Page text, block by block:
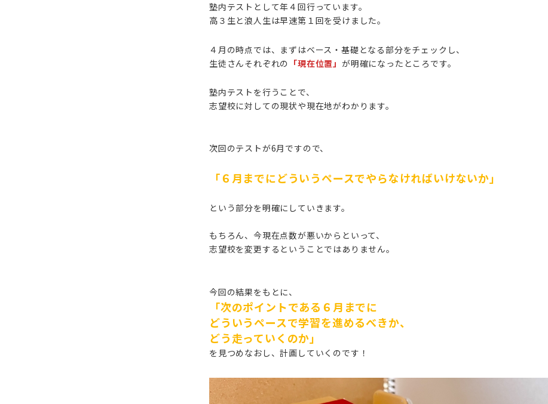
塾内テストとして年４回行っています。
高３生と浪人生は早速第１回を受けました。
４月の時点では、まずはベース・基礎となる部分をチェックし、
生徒さんそれぞれの 「現在位置」が明確になったところです。
塾内テストを行うことで、
志望校に対しての現状や現在地がわかります。
次回のテストが6月ですので、
「６月までにどういうペースでやらなければいけないか」
という部分を明確にしていきます。
もちろん、今現在点数が悪いからといって、
志望校を変更するということではありません。
今回の結果をもとに、
「次のポイントである６月までに
どういうペースで学習を進めるべきか、
どう走っていくのか」
を見つめなおし、計画していくのです！